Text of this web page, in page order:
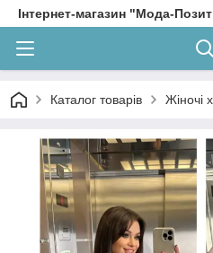
Інтернет-магазин "Мода-
Каталог товарів Жіночі